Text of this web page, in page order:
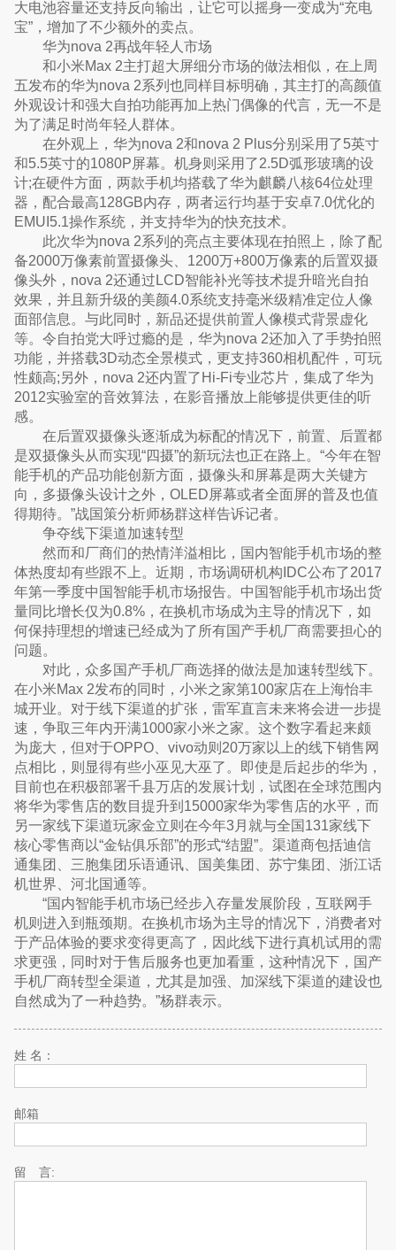
大电池容量还支持反向输出，让它可以摇身一变成为“充电
宝”，增加了不少额外的卖点。
华为nova 2再战年轻人市场
和小米Max 2主打超大屏细分市场的做法相似，在上周
五发布的华为nova 2系列也同样目标明确，其主打的高颜值
外观设计和强大自拍功能再加上热门偶像的代言，无一不是
为了满足时尚年轻人群体。
在外观上，华为nova 2和nova 2 Plus分别采用了5英寸
和5.5英寸的1080P屏幕。机身则采用了2.5D弧形玻璃的设
计;在硬件方面，两款手机均搭载了华为麒麟八核64位处理
器，配合最高128GB内存，两者运行均基于安卓7.0优化的
EMUI5.1操作系统，并支持华为的快充技术。
此次华为nova 2系列的亮点主要体现在拍照上，除了配
备2000万像素前置摄像头、1200万+800万像素的后置双摄
像头外，nova 2还通过LCD智能补光等技术提升暗光自拍
效果，并且新升级的美颜4.0系统支持毫米级精准定位人像
面部信息。与此同时，新品还提供前置人像模式背景虚化
等。令自拍党大呼过瘾的是，华为nova 2还加入了手势拍照
功能，并搭载3D动态全景模式，更支持360相机配件，可玩
性颇高;另外，nova 2还内置了Hi-Fi专业芯片，集成了华为
2012实验室的音效算法，在影音播放上能够提供更佳的听
感。
在后置双摄像头逐渐成为标配的情况下，前置、后置都
是双摄像头从而实现“四摄”的新玩法也正在路上。“今年在智
能手机的产品功能创新方面，摄像头和屏幕是两大关键方
向，多摄像头设计之外，OLED屏幕或者全面屏的普及也值
得期待。”战国策分析师杨群这样告诉记者。
争夺线下渠道加速转型
然而和厂商们的热情洋溢相比，国内智能手机市场的整
体热度却有些跟不上。近期，市场调研机构IDC公布了2017
年第一季度中国智能手机市场报告。中国智能手机市场出货
量同比增长仅为0.8%，在换机市场成为主导的情况下，如
何保持理想的增速已经成为了所有国产手机厂商需要担心的
问题。
对此，众多国产手机厂商选择的做法是加速转型线下。
在小米Max 2发布的同时，小米之家第100家店在上海怡丰
城开业。对于线下渠道的扩张，雷军直言未来将会进一步提
速，争取三年内开满1000家小米之家。这个数字看起来颇
为庞大，但对于OPPO、vivo动则20万家以上的线下销售网
点相比，则显得有些小巫见大巫了。即使是后起步的华为，
目前也在积极部署千县万店的发展计划，试图在全球范围内
将华为零售店的数目提升到15000家华为零售店的水平，而
另一家线下渠道玩家金立则在今年3月就与全国131家线下
核心零售商以“金钻俱乐部”的形式“结盟”。渠道商包括迪信
通集团、三胞集团乐语通讯、国美集团、苏宁集团、浙江话
机世界、河北国通等。
“国内智能手机市场已经步入存量发展阶段，互联网手
机则进入到瓶颈期。在换机市场为主导的情况下，消费者对
于产品体验的要求变得更高了，因此线下进行真机试用的需
求更强，同时对于售后服务也更加看重，这种情况下，国产
手机厂商转型全渠道，尤其是加强、加深线下渠道的建设也
自然成为了一种趋势。”杨群表示。
姓 名：
邮箱
留 言: